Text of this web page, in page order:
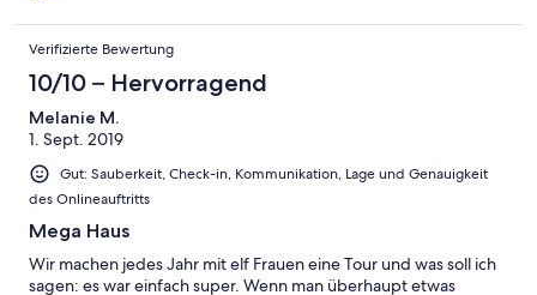
Verifizierte Bewertung
10/10 – Hervorragend
Melanie M.
1. Sept. 2019
Gut: Sauberkeit, Check-in, Kommunikation, Lage und Genauigkeit
des Onlineauftritts
Mega Haus
Wir machen jedes Jahr mit elf Frauen eine Tour und was soll ich
sagen: es war einfach super. Wenn man überhaupt etwas